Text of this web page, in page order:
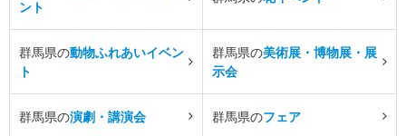
ント
群馬県の動物ふれあいイベン
ト
群馬県の美術展・博物展・展
示会
群馬県の演劇・講演会 群馬県のフェア